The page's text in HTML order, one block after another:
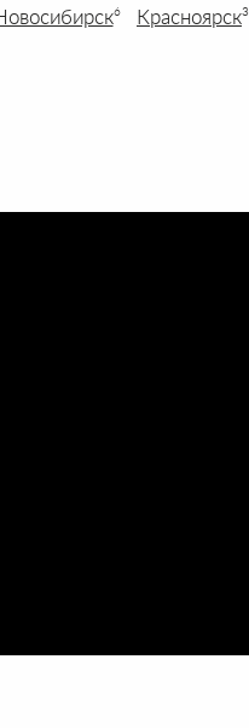
6 Красноярск3